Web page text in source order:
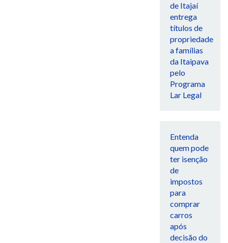
de Itajaí
entrega
títulos de
propriedade
a famílias
da Itaipava
pelo
Programa
Lar Legal
Entenda
quem pode
ter isenção
de
impostos
para
comprar
carros
após
decisão do